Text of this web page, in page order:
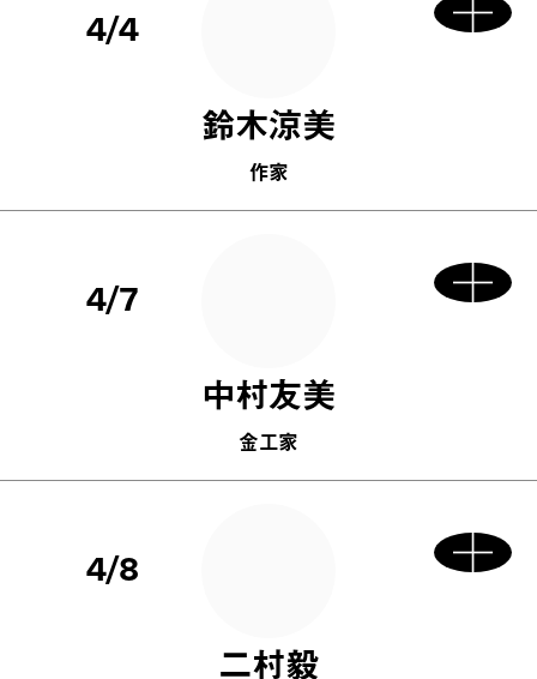
4/4
鈴木涼美
作家
4/7
中村友美
金工家
4/8
二村毅